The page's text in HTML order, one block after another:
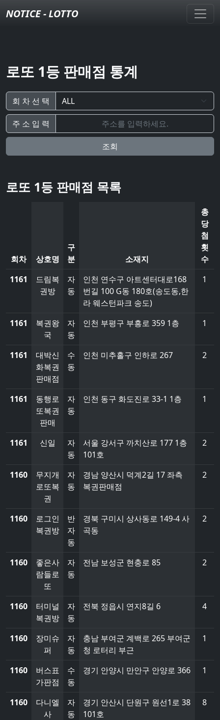
NOTICE - LOTTO
로또 1등 판매점 통계
회 차 선 택
주 소 입 력
조회
로또 1등 판매점 목록
회차 상호명
구
분
소재지
총
당
첨
횟
수
1161
드림복
권방
자
동
인천 연수구 아트센터대로168
번길 100 G동 180호(송도동,한
라 웨스턴파크 송도)
1
1161
복권왕
국
자
동
인천 부평구 부흥로 359 1층 1
1161
대박신
화복권
판매점
수
동
인천 미추홀구 인하로 267 2
1161
동행로
또복권
판매
자
동
인천 동구 화도진로 33-1 1층 1
1161 신일
자
동
서울 강서구 까치산로 177 1층
101호
2
1160
무지개
로또복
권
자
동
경남 양산시 덕계2길 17 좌측
복권판매점
2
1160
로그인
복권방
반
자
동
경북 구미시 상사동로 149-4 사
곡동
2
1160
좋은사
람들로
또
자
동
전남 보성군 현충로 85 2
1160
터미널
복권방
자
동
전북 정읍시 연지8길 6 4
1160
장미슈
퍼
자
동
충남 부여군 계백로 265 부여군
청 로터리 부근
1
1160
버스표
가판점
수
동
경기 안양시 만안구 안양로 366 1
1160
다니엘
사
자
동
경기 안산시 단원구 원선1로 38
101호
8